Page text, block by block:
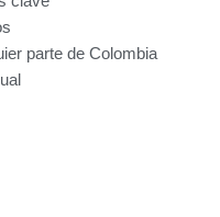
parte de Colombia